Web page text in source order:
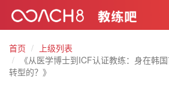
首页
上级列表
《从医学博士到ICF认证教练：身在韩
转型的？》